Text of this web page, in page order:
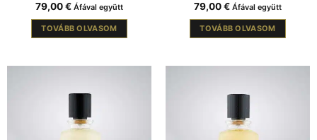
79,00€ Áfával együtt
TOVÁBB OLVASOM
79,00€ Áfával együtt
TOVÁBB OLVASOM